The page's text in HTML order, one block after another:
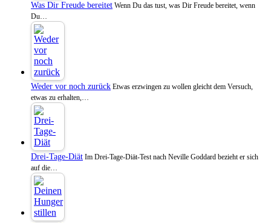
Was Dir Freude bereitet Wenn Du das tust, was Dir Freude bereitet, wenn
Du…
Weder vor noch zurück Etwas erzwingen zu wollen gleicht dem Versuch,
etwas zu erhalten,…
Drei-Tage-Diät Im Drei-Tage-Diät-Test nach Neville Goddard bezieht er sich
auf die…